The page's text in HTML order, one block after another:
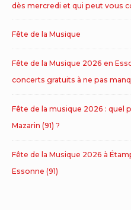
dès mercredi et qui peut vous
Fête de la Musique
Fête de la Musique 2026 en
concerts gratuits à ne pas
Fête de la musique 2026 : quel
Mazarin (91) ?
Fête de la Musique 2026 à
Essonne (91)